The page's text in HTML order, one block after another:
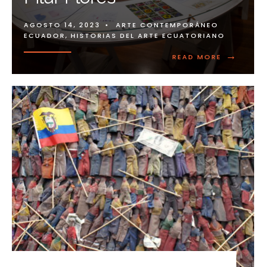
AGOSTO 14, 2023 •
ARTE CONTEMPORÁNEO
ECUADOR, HISTORIAS DEL ARTE ECUATORIANO
READ MORE →